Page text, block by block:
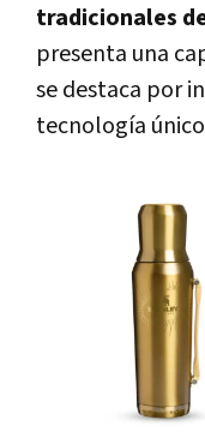
tradicionales
presenta una
se destaca por
tecnología